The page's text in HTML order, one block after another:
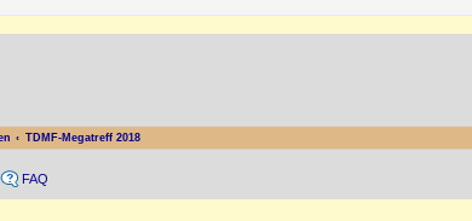
TDMF-Megatreff 2018
FAQ